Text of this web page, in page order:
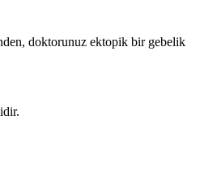
doktorunuz ektopik bir gebelik